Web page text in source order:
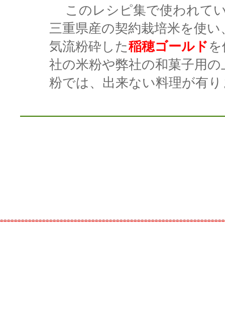
このレシピ集で使われて
三重県産の契約栽培米を使
気流粉砕した稲穂ゴールド
社の米粉や弊社の和菓子用
粉では、出来ない料理が有